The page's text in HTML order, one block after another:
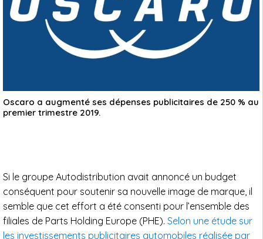
Oscaro a augmenté ses dépenses publicitaires de 250 % au
premier trimestre 2019.
Si le groupe Autodistribution avait annoncé un budget
conséquent pour soutenir sa nouvelle image de marque, il
semble que cet effort a été consenti pour l’ensemble des
filiales de Parts Holding Europe (PHE). Selon une étude sur
les investissements publicitaires automobiles réalisée par